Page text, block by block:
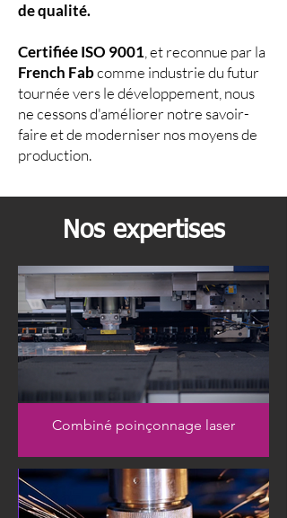
de qualité.
Certifiée ISO 9001 , et reconnue par la
French Fabcomme industrie du futur
tournée vers le développement, nous
ne cessons d'améliorer notre savoir-
faire et de moderniser nos moyens de
production.
Nos expertises
Combiné poinçonnage laser